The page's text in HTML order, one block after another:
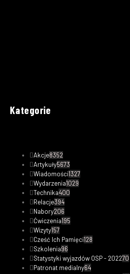
Kategorie
Akcje8352
Artykuły5673
Wiadomości1327
Wydarzenia1029
Technika400
Relacje394
Nabory206
Ćwiczenia195
Wizyty157
Cześć Ich Pamięci128
Szkolenia96
Statystyki wyjazdów OSP - 202270
Patronat medialny64